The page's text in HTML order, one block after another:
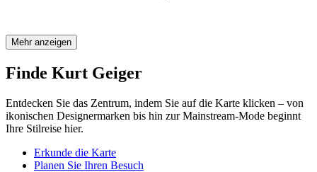
Mehr anzeigen
Finde Kurt Geiger
Entdecken Sie das Zentrum, indem Sie auf die Karte klicken – von
ikonischen Designermarken bis hin zur Mainstream-Mode beginnt
Ihre Stilreise hier.
Erkunde die Karte
Planen Sie Ihren Besuch